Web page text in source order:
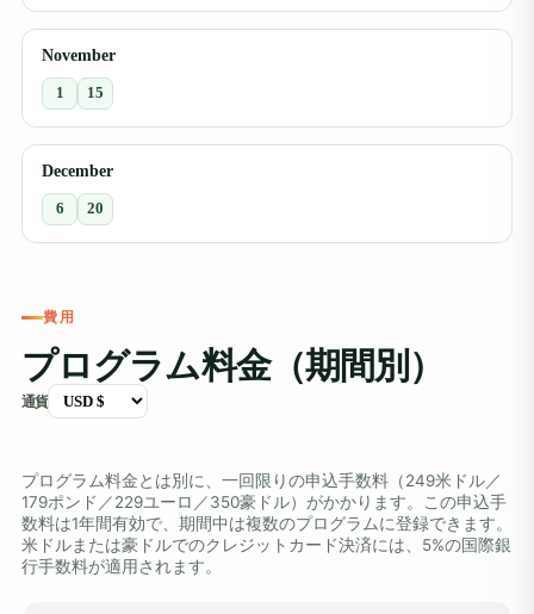
November
1 15
December
6 20
費用
プログラム料金（期間別）
通貨
プログラム料金とは別に、一回限りの申込手数料（249米ドル／
179ポンド／229ユーロ／350豪ドル）がかかります。この申込手
数料は1年間有効で、期間中は複数のプログラムに登録できます。
米ドルまたは豪ドルでのクレジットカード決済には、5%の国際銀
行手数料が適用されます。